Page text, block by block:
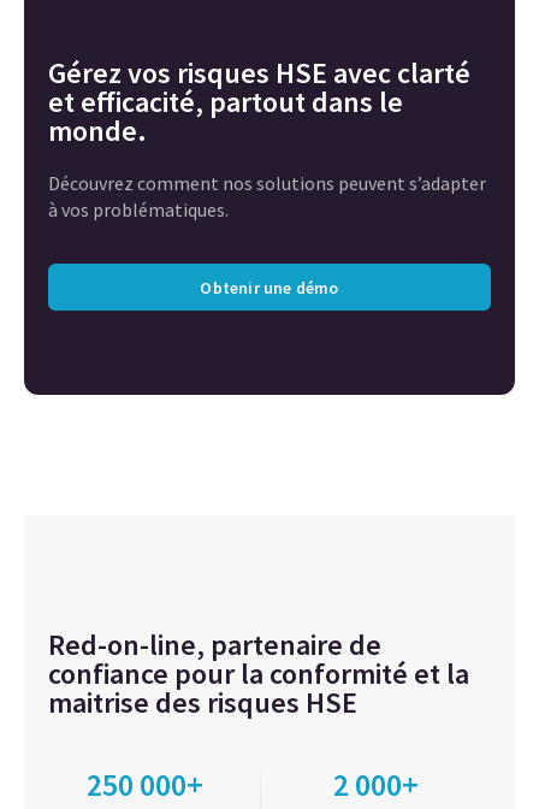
Gérez vos risques HSE avec clarté
et efficacité, partout dans le
monde.
Découvrez comment nos solutions peuvent s’adapter
à vos problématiques.
Obtenir une démo
Red-on-line, partenaire de
confiance pour la conformité et la
maitrise des risques HSE
250 000+ 2 000+